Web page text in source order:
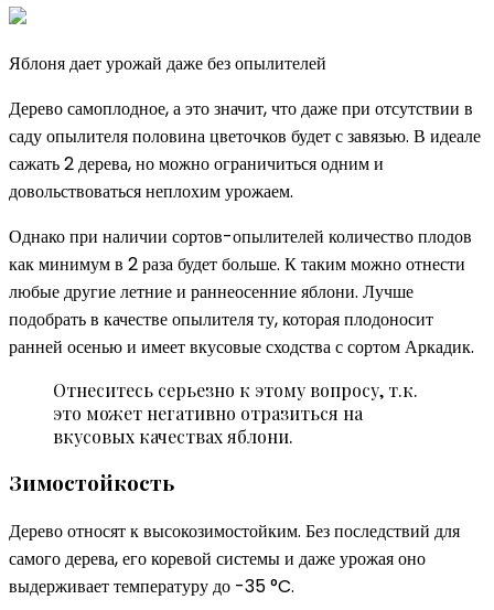
Яблоня дает урожай даже без опылителей
Дерево самоплодное, а это значит, что даже при отсутствии в
саду опылителя половина цветочков будет с завязью. В идеале
сажать 2 дерева, но можно ограничиться одним и
довольствоваться неплохим урожаем.
Однако при наличии сортов-опылителей количество плодов
как минимум в 2 раза будет больше. К таким можно отнести
любые другие летние и раннеосенние яблони. Лучше
подобрать в качестве опылителя ту, которая плодоносит
ранней осенью и имеет вкусовые сходства с сортом Аркадик.
Отнеситесь серьезно к этому вопросу, т.к.
это может негативно отразиться на
вкусовых качествах яблони.
Зимостойкость
Дерево относят к высокозимостойким. Без последствий для
самого дерева, его коревой системы и даже урожая оно
выдерживает температуру до -35 °C.